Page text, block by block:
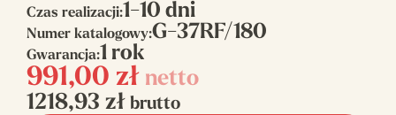
Czas realizacji:1-10 dni
Numer katalogowy:G-37RF/180
Gwarancja:1 rok
991,00 zł netto
1218,93 zł brutto